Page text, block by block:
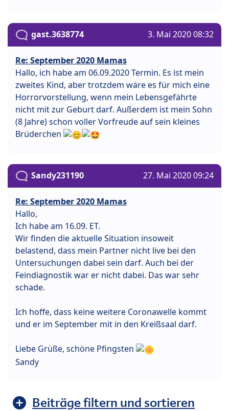
gast.3638774 3. Mai 2020 08:32
Re: September 2020 Mamas
Hallo, ich habe am 06.09.2020 Termin. Es ist mein
zweites Kind, aber trotzdem wäre es für mich eine
Horrorvorstellung, wenn mein Lebensgefährte
nicht mit zur Geburt darf. Außerdem ist mein Sohn
(8 Jahre) schon voller Vorfreude auf sein kleines
Brüderchen
Sandy231190 27. Mai 2020 09:24
Re: September 2020 Mamas
Hallo,
Ich habe am 16.09. ET.
Wir finden die aktuelle Situation insoweit
belastend, dass mein Partner nicht live bei den
Untersuchungen dabei sein darf. Auch bei der
Feindiagnostik war er nicht dabei. Das war sehr
schade.
Ich hoffe, dass keine weitere Coronawelle kommt
und er im September mit in den Kreißsaal darf.
Liebe Grüße, schöne Pfingsten
Sandy
Beiträge filtern und sortieren